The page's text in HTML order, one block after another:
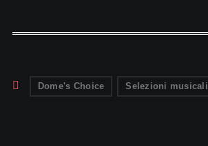
Dome's Choice Selezioni musicali